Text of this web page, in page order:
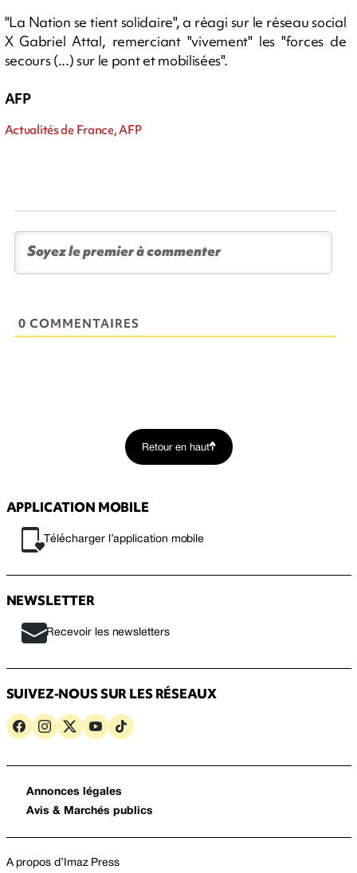
"La Nation se tient solidaire", a réagi sur le réseau social
X Gabriel Attal, remerciant "vivement" les "forces de
secours (...) sur le pont et mobilisées".
AFP
Actualités de France, AFP
0 COMMENTAIRES
Retour en haut
APPLICATION MOBILE
Télécharger l’application mobile
NEWSLETTER
Recevoir les newsletters
SUIVEZ-NOUS SUR LES RÉSEAUX
Annonces légales
Avis & Marchés publics
A propos d’Imaz Press